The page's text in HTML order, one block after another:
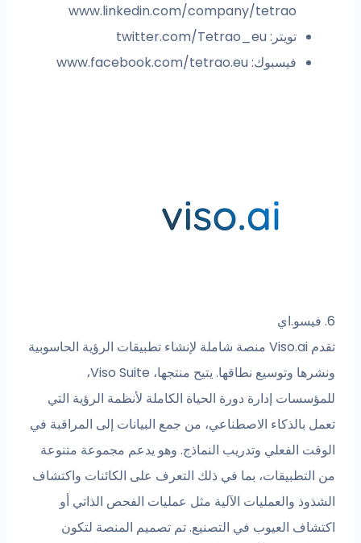
www.linkedin.com/company/tetrao
تويتر: twitter.com/Tetrao_eu
فيسبوك: www.facebook.com/tetrao.eu
6. فيسو.اي
تقدم Viso.ai منصة شاملة لإنشاء تطبيقات الرؤية الحاسوبية
ونشرها وتوسيع نطاقها. يتيح منتجها، Viso Suite،
للمؤسسات إدارة دورة الحياة الكاملة لأنظمة الرؤية التي
تعمل بالذكاء الاصطناعي، من جمع البيانات إلى المراقبة في
الوقت الفعلي وتدريب النماذج. وهو يدعم مجموعة متنوعة
من التطبيقات، بما في ذلك التعرف على الكائنات واكتشاف
الشذوذ والعمليات الآلية مثل عمليات الفحص الذاتي أو
اكتشاف العيوب في التصنيع. تم تصميم المنصة لتكون